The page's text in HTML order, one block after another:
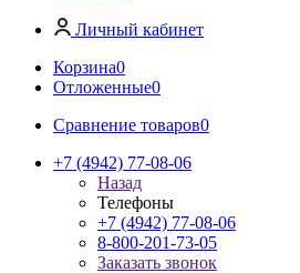
Личный кабинет
Корзина0
Отложенные0
Сравнение товаров0
+7 (4942) 77-08-06
Назад
Телефоны
+7 (4942) 77-08-06
8-800-201-73-05
Заказать звонок